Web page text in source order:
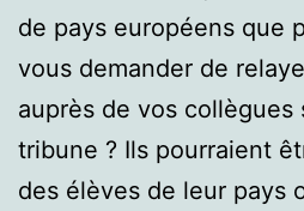
de pays européens que
vous demander de
auprès de vos collègues
tribune ? Ils pourraient
des élèves de leur pays